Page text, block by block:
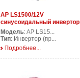
AP LS1500/12V
синусоидальный инвертор
1500 Ватт 12В
Модель: AP LS15...
Тип: Инвертор (пр...
Подробнее...